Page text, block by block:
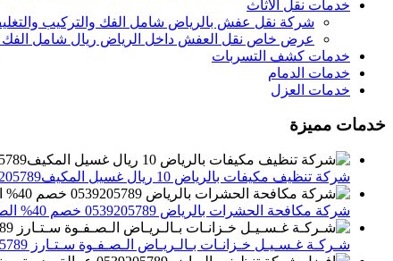
خدمات نقل الاثاث
شركة نقل عفش بالرياض شامل الفك والتركيب
عرض خاص نقل العفش داخل الرياض ريال شامل الفك
خدمات كشف التسربات
خدمات الدمام
خدمات العزل
خدمات مميزة
شركة تنظيف مكيفات بالرياض 10 ريال غسيل المكيف0539205789 تنظيف الوحدات الداخلية والخارجية
شركة مكافحة الحشرات بالرياض 0539205789 خصم 40% الصفوة ستارز لاباده الحشرات والقوارض
شـركـة غـسـيـل خـزانـات بـالـريـاض الـصـفـوة سـتـارز 0539205789